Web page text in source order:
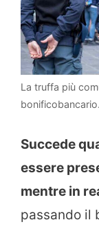
La truffa più
Succede
essere
mentre in
passando il